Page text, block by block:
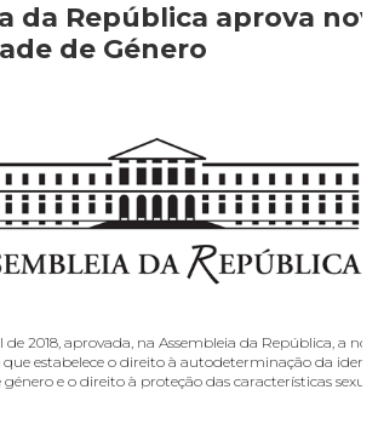
da República aprova
de Género
de 2018, aprovada, na Assembleia da República, a
que estabelece o direito à autodeterminação da
género e o direito à proteção das características